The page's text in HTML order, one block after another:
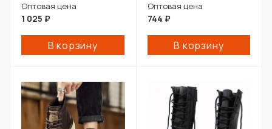
Оптовая цена
1 025 ₽
В корзину
Оптовая цена
744 ₽
В корзину